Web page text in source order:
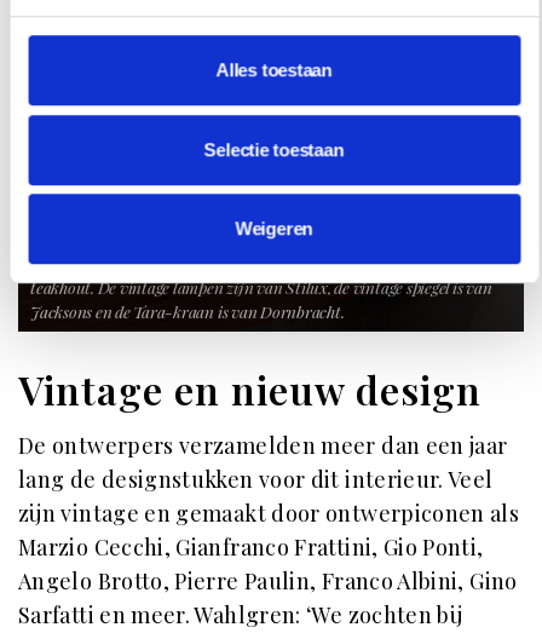
Alles toestaan
Selectie toestaan
Weigeren
In de toiletruimte een op maat gemaakt meubel van marmer en
teakhout. De vintage lampen zijn van Stilux, de vintage spiegel is van
Jacksons en de Tara-kraan is van Dornbracht.
Vintage en nieuw design
De ontwerpers verzamelden meer dan een jaar
lang de designstukken voor dit interieur. Veel
zijn vintage en gemaakt door ontwerpiconen als
Marzio Cecchi, Gianfranco Frattini, Gio Ponti,
Angelo Brotto, Pierre Paulin, Franco Albini, Gino
Sarfatti en meer. Wahlgren: ‘We zochten bij